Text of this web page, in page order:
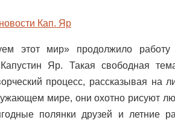
новости Кап. Яр
этот мир» продолжило работу
Яр. Такая свободная
процесс, рассказывая на
мире, они охотно рисуют
полянки друзей и летние